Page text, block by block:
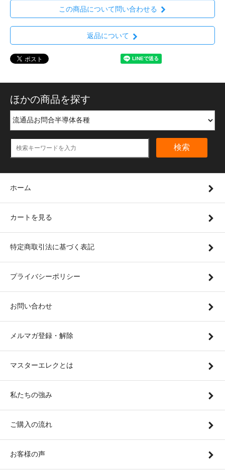
この商品について問い合わせる
返品について
ほかの商品を探す
検索
ホーム
カートを見る
特定商取引法に基づく表記
プライバシーポリシー
お問い合わせ
メルマガ登録・解除
マスターエレクとは
私たちの強み
ご購入の流れ
お客様の声